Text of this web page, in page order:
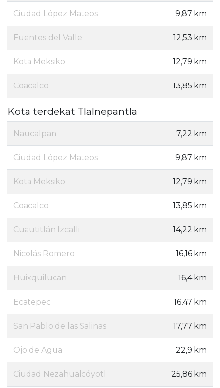
Ciudad López Mateos 9,87 km
Fuentes del Valle 12,53 km
Kota Meksiko 12,79 km
Coacalco 13,85 km
Kota terdekat Tlalnepantla
Naucalpan 7,22 km
Ciudad López Mateos 9,87 km
Kota Meksiko 12,79 km
Coacalco 13,85 km
Cuautitlán Izcalli 14,22 km
Nicolás Romero 16,16 km
Huixquilucan 16,4 km
Ecatepec 16,47 km
San Pablo de las Salinas 17,77 km
Ojo de Agua 22,9 km
Ciudad Nezahualcóyotl 25,86 km